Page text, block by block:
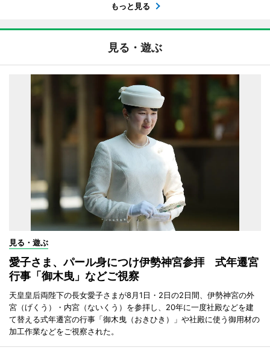
もっと見る
見る・遊ぶ
見る・遊ぶ
愛子さま、パール身につけ伊勢神宮参拝 式年遷宮
行事「御木曳」などご視察
天皇皇后両陛下の長女愛子さまが8月1日・2日の2日間、伊勢神宮の外
宮（げくう）・内宮（ないくう）を参拝し、20年に一度社殿などを建
て替える式年遷宮の行事「御木曳（おきひき）」や社殿に使う御用材の
加工作業などをご視察された。